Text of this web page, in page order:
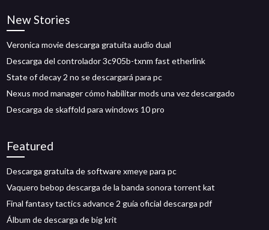
New Stories
Veronica movie descarga gratuita audio dual
Descarga del controlador 3c905b-txnm fast etherlink
State of decay 2 no se descargará para pc
Nexus mod manager cómo habilitar mods una vez descargado
Descarga de skaffold para windows 10 pro
Featured
Descarga gratuita de software xmeye para pc
Vaquero bebop descarga de la banda sonora torrent kat
Final fantasy tactics advance 2 guía oficial descarga pdf
Álbum de descarga de big krit